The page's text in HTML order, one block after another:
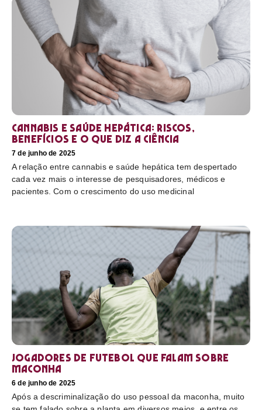
Cannabis e saúde hepática: riscos,
benefícios e o que diz a ciência
7 de junho de 2025
A relação entre cannabis e saúde hepática tem despertado
cada vez mais o interesse de pesquisadores, médicos e
pacientes. Com o crescimento do uso medicinal
Jogadores de futebol que falam sobre
maconha
6 de junho de 2025
Após a descriminalização do uso pessoal da maconha, muito